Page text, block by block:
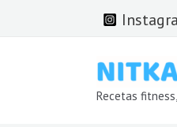
Recetas